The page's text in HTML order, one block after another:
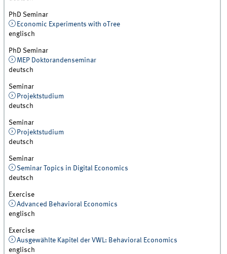
PhD Seminar
Economic Experiments with oTree
englisch
PhD Seminar
MEP Doktorandenseminar
deutsch
Seminar
Projektstudium
deutsch
Seminar
Projektstudium
deutsch
Seminar
Seminar Topics in Digital Economics
deutsch
Exercise
Advanced Behavioral Economics
englisch
Exercise
Ausgewählte Kapitel der VWL: Behavioral Economics
englisch